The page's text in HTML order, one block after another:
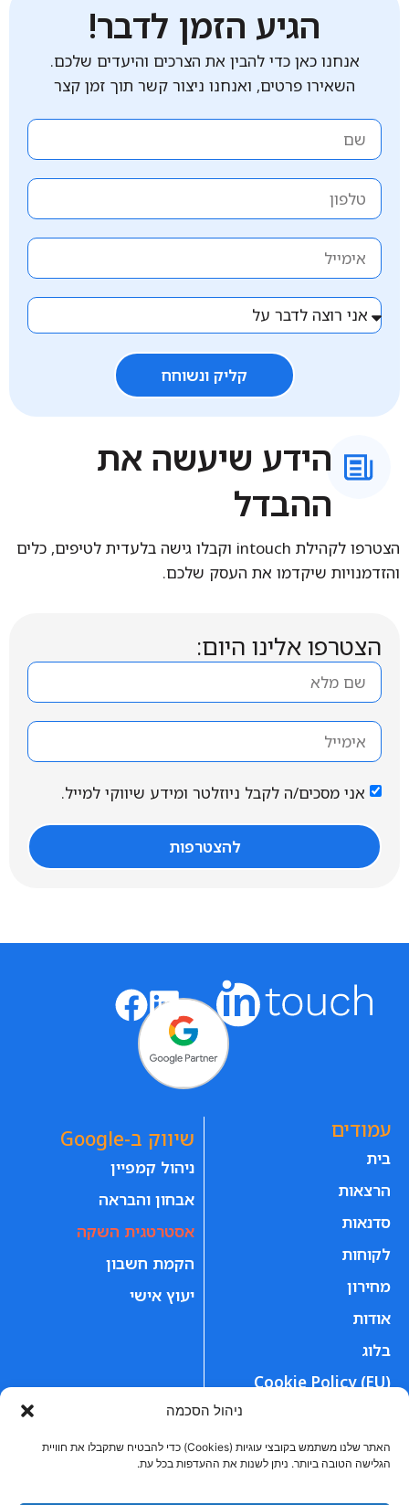
ניהול הסכמה
האתר שלנו משתמש בקובצי עוגיות (Cookies) כדי להבטיח שתקבלו את חוויית
הגלישה הטובה ביותר. ניתן לשנות את ההעדפות בכל עת.
הגיע הזמן לדבר!
אנחנו כאן כדי להבין את הצרכים והיעדים שלכם.
השאירו פרטים, ואנחנו ניצור קשר תוך זמן קצר
קליק ונשוחח
הידע שיעשה את
ההבדל
הצטרפו לקהילת intouch וקבלו גישה בלעדית לטיפים, כלים
והזדמנויות שיקדמו את העסק שלכם.
הצטרפו אלינו היום:
אני מסכים/ה לקבל ניוזלטר ומידע שיווקי למייל.
להצטרפות
עמודים
בית
הרצאות
סדנאות
לקוחות
מחירון
אודות
בלוג
Cookie Policy (EU)
שיווק ב-Google
ניהול קמפיין
אבחון והבראה
אסטרטגית השקה
הקמת חשבון
יעוץ אישי
זמן אמיתי
הצהרת נגישות